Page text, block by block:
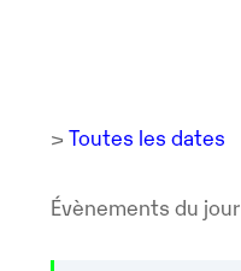
> Toutes les dates
Évènements du jour